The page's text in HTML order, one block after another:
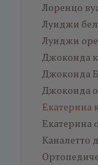
Лоренцо
Луиджи
Луиджи
Джоконда
Джоконда
Джоконда
Екатерина
Екатерина
Каналетто